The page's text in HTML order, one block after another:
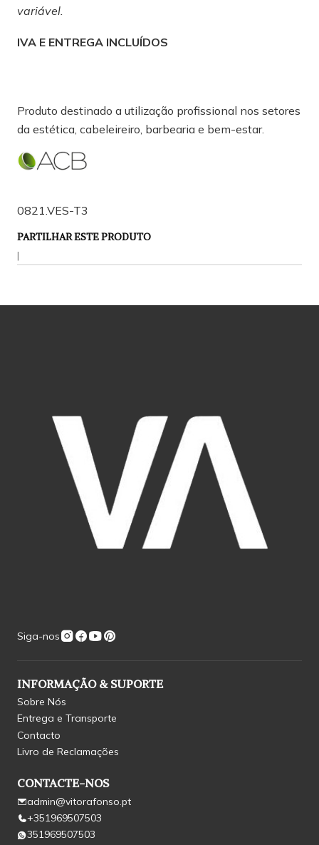
variável.
IVA E ENTREGA INCLUÍDOS
Produto destinado a utilização profissional nos setores
da estética, cabeleireiro, barbearia e bem-estar.
0821.VES-T3
PARTILHAR ESTE PRODUTO
|
Siga-nos
INFORMAÇÃO & SUPORTE
Sobre Nós
Entrega e Transporte
Contacto
Livro de Reclamações
CONTACTE-NOS
admin@vitorafonso.pt
+351969507503
351969507503